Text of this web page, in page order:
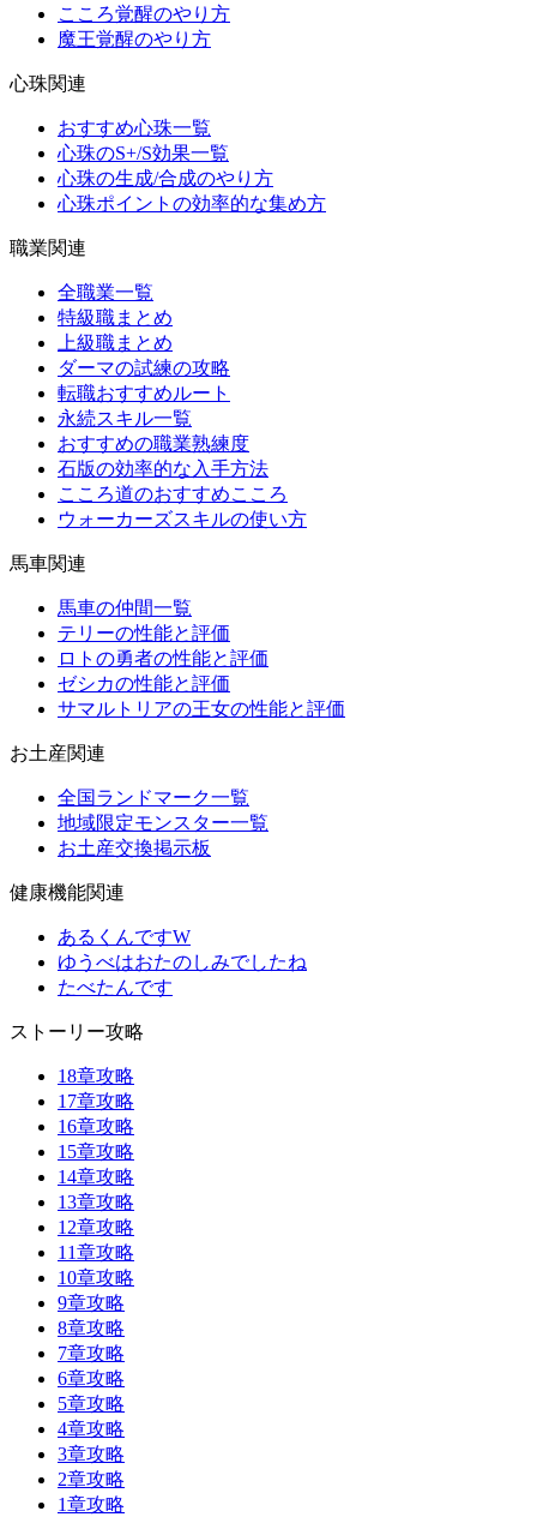
こころ覚醒のやり方
魔王覚醒のやり方
心珠関連
おすすめ心珠一覧
心珠のS+/S効果一覧
心珠の生成/合成のやり方
心珠ポイントの効率的な集め方
職業関連
全職業一覧
特級職まとめ
上級職まとめ
ダーマの試練の攻略
転職おすすめルート
永続スキル一覧
おすすめの職業熟練度
石版の効率的な入手方法
こころ道のおすすめこころ
ウォーカーズスキルの使い方
馬車関連
馬車の仲間一覧
テリーの性能と評価
ロトの勇者の性能と評価
ゼシカの性能と評価
サマルトリアの王女の性能と評価
お土産関連
全国ランドマーク一覧
地域限定モンスター一覧
お土産交換掲示板
健康機能関連
あるくんですW
ゆうべはおたのしみでしたね
たべたんです
ストーリー攻略
18章攻略
17章攻略
16章攻略
15章攻略
14章攻略
13章攻略
12章攻略
11章攻略
10章攻略
9章攻略
8章攻略
7章攻略
6章攻略
5章攻略
4章攻略
3章攻略
2章攻略
1章攻略